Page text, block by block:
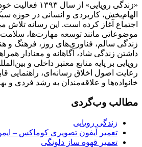
«زندگی رویایی» از
الهام‌بخش، کاربردی و انسانی در حوزه
اجتماع آغاز کرده است. این رسانه تلاش
موضوعاتی مانند توسعه مهارت‌ها،
زندگی سالم، فناوری‌های روز، فرهنگ و
داشتن زندگی شاد، آگاهانه و معنادار
رویایی بر پایه منابع معتبر داخلی و
رعایت اصول اخلاق رسانه‌ای، راهنمایی
خانواده‌ها و علاقه‌مندان به رشد فردی و
مطالب وب‌گردی
زندگی رویایی
تعمیر آیفون تصویری کوماکس –
تعمیر قهوه ساز دلونگی